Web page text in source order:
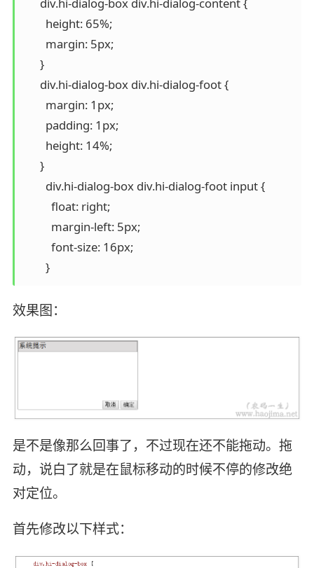
        height: 65%;
        margin: 5px;
      }
      div.hi-dialog-box div.hi-dialog-foot {
        margin: 1px;
        padding: 1px;
        height: 14%;
      }
        div.hi-dialog-box div.hi-dialog-foot input {
          float: right;
          margin-left: 5px;
          font-size: 16px;
        }
效果图：
是不是像那么回事了，不过现在还不能拖动。拖
动，说白了就是在鼠标移动的时候不停的修改绝
对定位。
首先修改以下样式：